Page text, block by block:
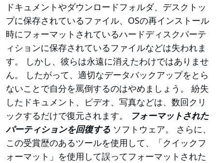
ドキュメントやダウンロードフォルダ、デスクトッ
プに保存されているファイル、OSの再インストール
時にフォーマットされているハードディスクパーテ
ィションに保存されているファイルなどは失われま
す。 しかし、彼らは永遠に消えたわけではありませ
ん。 したがって、適切なデータバックアップをとら
ないことで自分を罵倒するのはやめましょう。 紛失
したドキュメント、ビデオ、写真などは、数回クリ
ックするだけで復元されます。
フォーマットされた
パーティションを回復する ソフトウェア。 さらに、
この受賞歴のあるツールを使用して、「クイックフ
ォーマット」を使用して誤ってフォーマットされた